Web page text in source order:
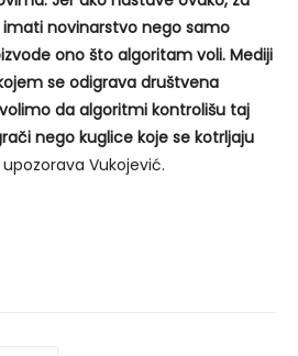
novinarstvo nego samo
ono što algoritam voli. Mediji
se odigrava društvena
da algoritmi kontrolišu taj
nego kuglice koje se kotrljaju
upozorava Vukojević.